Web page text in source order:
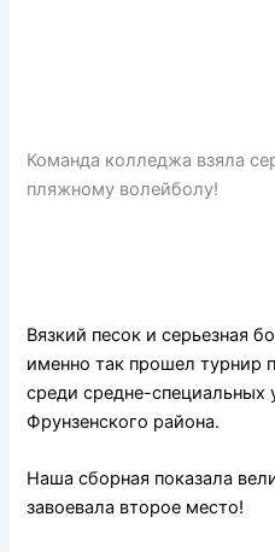
Команда колледжа взяла
пляжному волейболу!
Вязкий песок и серьезная
именно так прошел турнир
среди средне-специальных
Фрунзенского района.
Наша сборная показала
завоевала второе место!